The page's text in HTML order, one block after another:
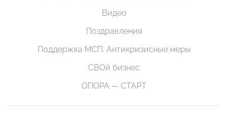
Видео
Поздравления
Поддержка МСП. Антикризисные меры
СВОй бизнес
ОПОРА — СТАРТ